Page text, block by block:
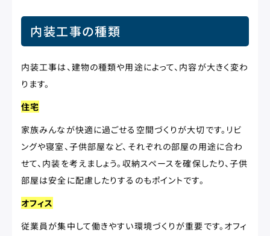
内装工事の種類
内装工事は、建物の種類や用途によって、内容が大きく変わ
ります。
住宅
家族みんなが快適に過ごせる空間づくりが大切です。リビ
ングや寝室、子供部屋など、それぞれの部屋の用途に合わ
せて、内装を考えましょう。収納スペースを確保したり、子供
部屋は安全に配慮したりするのもポイントです。
オフィス
従業員が集中して働きやすい環境づくりが重要です。オフィ